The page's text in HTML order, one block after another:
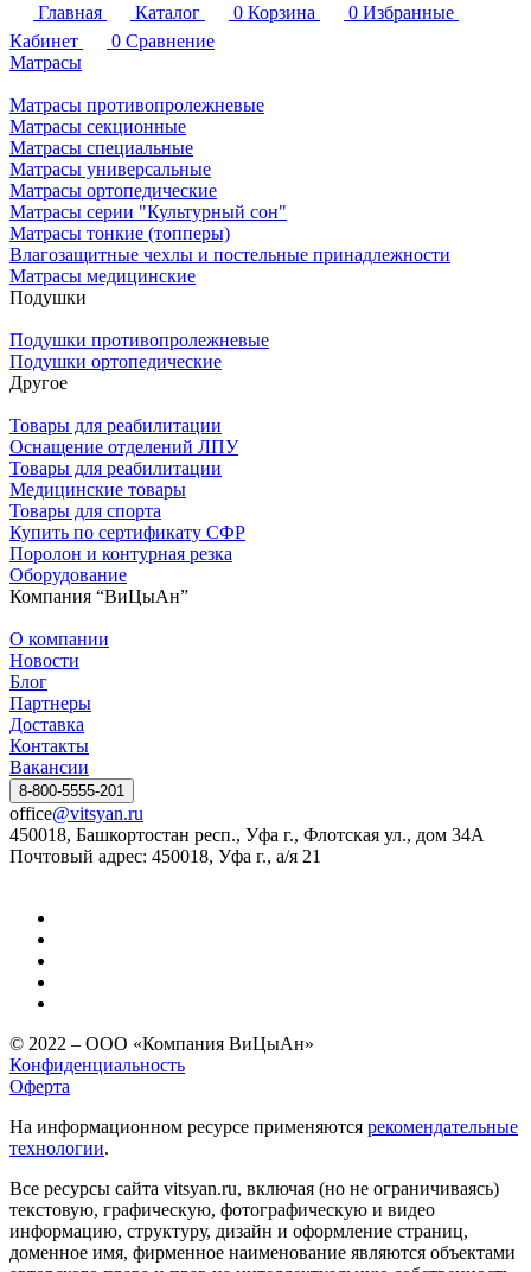
Главная Каталог 0 Корзина 0 Избранные
Кабинет
0 Сравнение
Матрасы
Матрасы противопролежневые
Матрасы секционные
Матрасы специальные
Матрасы универсальные
Матрасы ортопедические
Матрасы серии "Культурный сон"
Матрасы тонкие (топперы)
Влагозащитные чехлы и постельные принадлежности
Матрасы медицинские
Подушки
Подушки противопролежневые
Подушки ортопедические
Другое
Товары для реабилитации
Оснащение отделений ЛПУ
Товары для реабилитации
Медицинские товары
Товары для спорта
Купить по сертификату СФР
Поролон и контурная резка
Оборудование
Компания “ВиЦыАн”
О компании
Новости
Блог
Партнеры
Доставка
Контакты
Вакансии
8-800-5555-201
office@vitsyan.ru
450018, Башкортостан респ., Уфа г., Флотская ул., дом 34А
Почтовый адрес: 450018, Уфа г., а/я 21
© 2022 – ООО «Компания ВиЦыАн»
Конфиденциальность
Оферта
На информационном ресурсе применяются рекомендательные
технологии.
Все ресурсы сайта vitsyan.ru, включая (но не ограничиваясь)
текстовую, графическую, фотографическую и видео
информацию, структуру, дизайн и оформление страниц,
доменное имя, фирменное наименование являются объектами